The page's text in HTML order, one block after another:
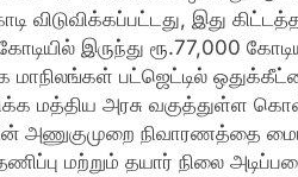
இது
இருந்து ரூ.77,000
பட்ஜெட்டில்
மத்திய அரசு வகுத்துள்ள
அணுகுமுறை
மற்றும் தயார் நிலை